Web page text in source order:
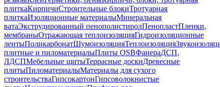
плиткаКирпичиСтроительные блокиТротуарная
плиткаИзоляционные материалыМинеральная
ватаЭкструдированный пенополистиролПенопластПленки,
мембраныОтражающая теплоизоляцияГидроизоляционные
лентыПоликарбонатШумоизоляцияТеплоизоляция
плитные и пиломатериалыПлиты OSBФанераДСП,
ЛДСПМебельные щитыТеррасные доскиДревесные
плитыПиломатериалыМатериалы для сухого
строительстваГипсокартонГипсоволокнистые